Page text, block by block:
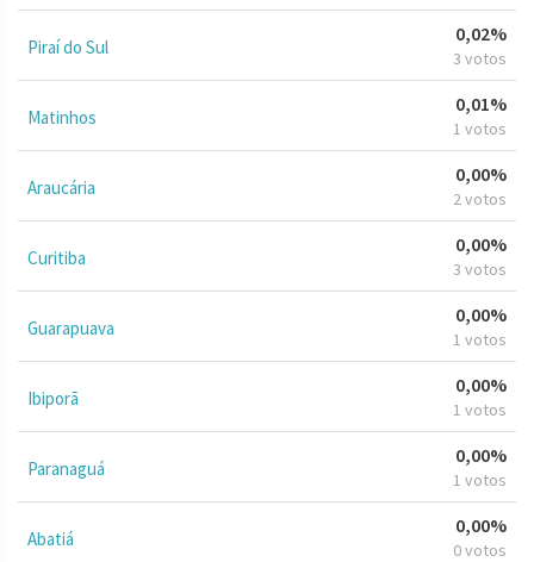
Piraí do Sul
0,02%
3 votos
Matinhos
0,01%
1 votos
Araucária
0,00%
2 votos
Curitiba
0,00%
3 votos
Guarapuava
0,00%
1 votos
Ibiporã
0,00%
1 votos
Paranaguá
0,00%
1 votos
Abatiá
0,00%
0 votos